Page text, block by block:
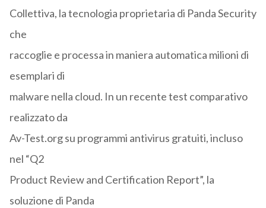
Collettiva, la tecnologia proprietaria di Panda Security
che
raccoglie e processa in maniera automatica milioni di
esemplari di
malware nella cloud. In un recente test comparativo
realizzato da
Av-Test.org su programmi antivirus gratuiti, incluso
nel “Q2
Product Review and Certification Report”, la
soluzione di Panda